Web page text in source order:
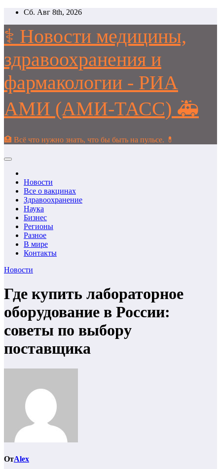
Перейти
содержимому
Сб. Авг 8th, 2026
⚕️ Новости медицины,
здравоохранения и
фармакологии - РИА
АМИ (АМИ-ТАСС) 🚑
🏥 Всё что нужно знать, что бы быть на пульсе. 💊
Новости
Все о вакцинах
Здравоохранение
Наука
Бизнес
Регионы
Разное
В мире
Контакты
Новости
Где купить лабораторное
оборудование в России:
советы по выбору
поставщика
ОтAlex